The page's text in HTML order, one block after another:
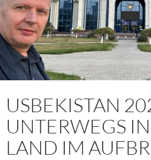
USBEKISTAN
UNTERWEGS
LAND IM